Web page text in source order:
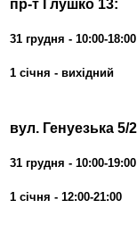
пр-т Глушко 13:
31 грудня - 10:00-18:00
1 січня - вихідний
вул. Генуезька
31 грудня - 10:00-19:00
1 січня - 12:00-21:00